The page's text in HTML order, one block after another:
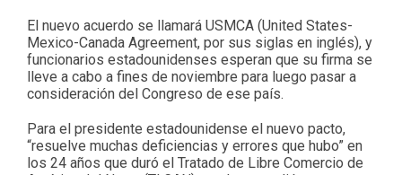
El nuevo acuerdo se llamará USMCA (United States-
Mexico-Canada Agreement, por sus siglas en inglés), y
funcionarios estadounidenses esperan que su firma se
lleve a cabo a fines de noviembre para luego pasar a
consideración del Congreso de ese país.
Para el presidente estadounidense el nuevo pacto,
“resuelve muchas deficiencias y errores que hubo” en
los 24 años que duró el Tratado de Libre Comercio de